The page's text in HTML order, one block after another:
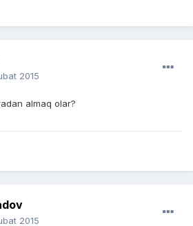
2015
almaq olar?
2015